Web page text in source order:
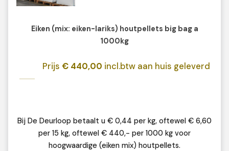
Eiken (mix: eiken-lariks) houtpellets big bag a
1000kg
Prijs € 440,00 incl.btw aan huis geleverd
Bij De Deurloop betaalt u € 0,44 per kg, oftewel € 6,60
per 15 kg, oftewel € 440,- per 1000 kg voor
hoogwaardige (eiken mix) houtpellets.